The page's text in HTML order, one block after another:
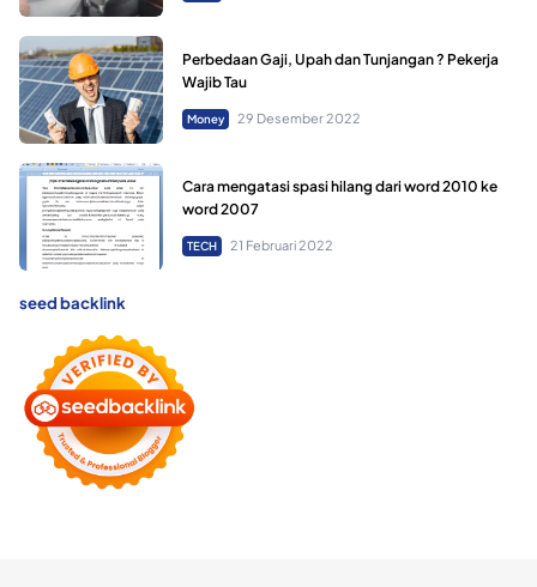
Perbedaan Gaji, Upah dan Tunjangan ? Pekerja
Wajib Tau
Money 29 Desember 2022
Cara mengatasi spasi hilang dari word 2010 ke
word 2007
TECH 21 Februari 2022
seed backlink